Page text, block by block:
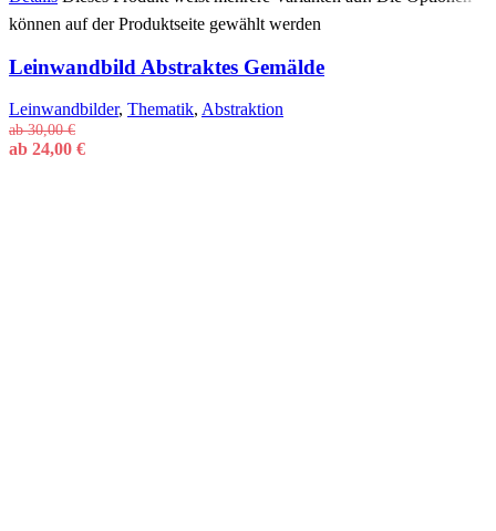
können auf der Produktseite gewählt werden
Leinwandbild Abstraktes Gemälde
Leinwandbilder, Thematik, Abstraktion
ab30,00€
ab 24,00 €